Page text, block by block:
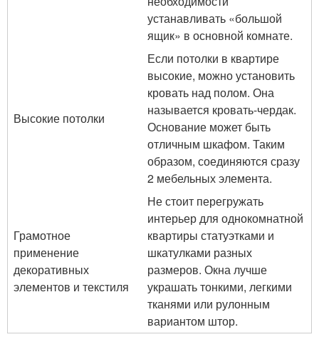
устанавливать «большой
ящик» в основной комнате.
Высокие потолки
Если потолки в квартире
высокие, можно установить
кровать над полом. Она
называется кровать-чердак.
Основание может быть
отличным шкафом. Таким
образом, соединяются сразу
2 мебельных элемента.
Грамотное
применение
декоративных
элементов и текстиля
Не стоит перегружать
интерьер для однокомнатной
квартиры статуэтками и
шкатулками разных
размеров. Окна лучше
украшать тонкими, легкими
тканями или рулонным
вариантом штор.